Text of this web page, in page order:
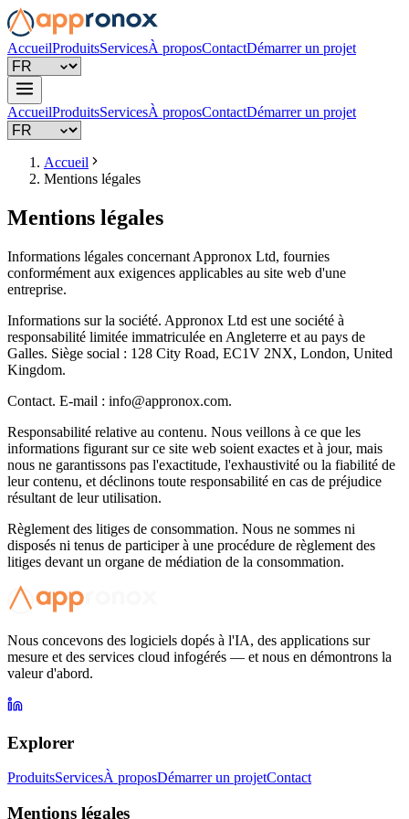
AccueilProduitsServicesÀ proposContactDémarrer un projet
AccueilProduitsServicesÀ proposContactDémarrer un projet
Accueil
Mentions légales
Mentions légales
Informations légales concernant Appronox Ltd, fournies
conformément aux exigences applicables au site web d'une
entreprise.
Informations sur la société. Appronox Ltd est une société à
responsabilité limitée immatriculée en Angleterre et au pays de
Galles. Siège social : 128 City Road, EC1V 2NX, London, United
Kingdom.
Contact. E-mail : info@appronox.com.
Responsabilité relative au contenu. Nous veillons à ce que les
informations figurant sur ce site web soient exactes et à jour, mais
nous ne garantissons pas l'exactitude, l'exhaustivité ou la fiabilité de
leur contenu, et déclinons toute responsabilité en cas de préjudice
résultant de leur utilisation.
Règlement des litiges de consommation. Nous ne sommes ni
disposés ni tenus de participer à une procédure de règlement des
litiges devant un organe de médiation de la consommation.
Nous concevons des logiciels dopés à l'IA, des applications sur
mesure et des services cloud infogérés — et nous en démontrons la
valeur d'abord.
Explorer
ProduitsServicesÀ proposDémarrer un projetContact
Mentions légales